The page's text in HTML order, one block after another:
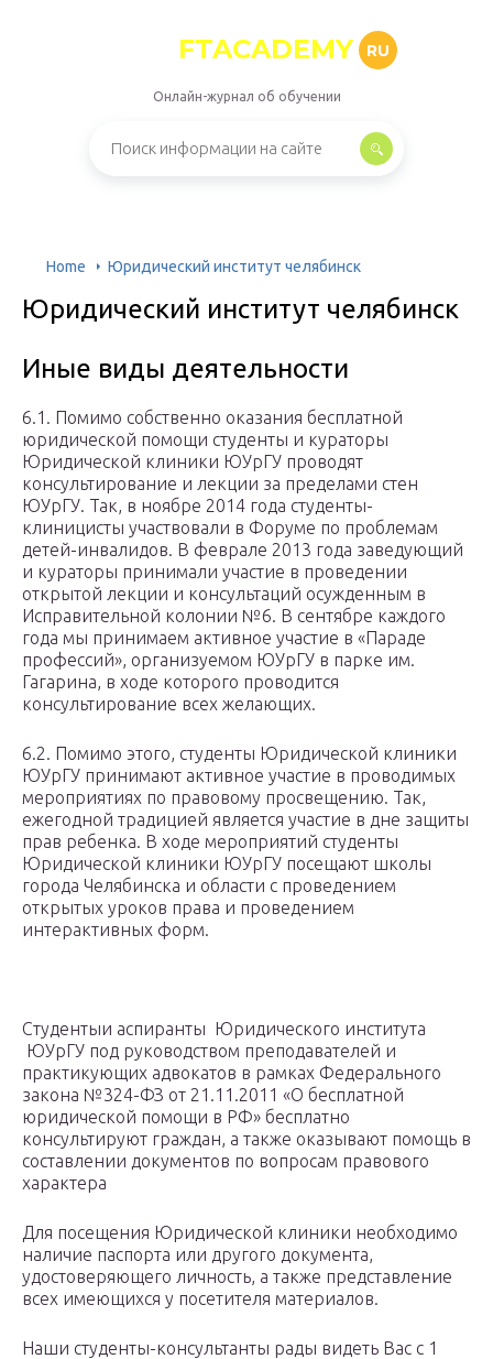
FTACADEMY RU
Онлайн-журнал об обучении
Home Юридический институт челябинск
Юридический институт челябинск
Иные виды деятельности
6.1. Помимо собственно оказания бесплатной
юридической помощи студенты и кураторы
Юридической клиники ЮУрГУ проводят
консультирование и лекции за пределами стен
ЮУрГУ. Так, в ноябре 2014 года студенты-
клиницисты участвовали в Форуме по проблемам
детей-инвалидов. В феврале 2013 года заведующий
и кураторы принимали участие в проведении
открытой лекции и консультаций осужденным в
Исправительной колонии №6. В сентябре каждого
года мы принимаем активное участие в «Параде
профессий», организуемом ЮУрГУ в парке им.
Гагарина, в ходе которого проводится
консультирование всех желающих.
6.2. Помимо этого, студенты Юридической клиники
ЮУрГУ принимают активное участие в проводимых
мероприятиях по правовому просвещению. Так,
ежегодной традицией является участие в дне защиты
прав ребенка. В ходе мероприятий студенты
Юридической клиники ЮУрГУ посещают школы
города Челябинска и области с проведением
открытых уроков права и проведением
интерактивных форм.
Студентыи аспиранты Юридического института
ЮУрГУ под руководством преподавателей и
практикующих адвокатов в рамках Федерального
закона №324-ФЗ от 21.11.2011 «О бесплатной
юридической помощи в РФ» бесплатно
консультируют граждан, а также оказывают помощь в
составлении документов по вопросам правового
характера
Для посещения Юридической клиники необходимо
наличие паспорта или другого документа,
удостоверяющего личность, а также представление
всех имеющихся у посетителя материалов.
Наши студенты-консультанты рады видеть Вас с 1